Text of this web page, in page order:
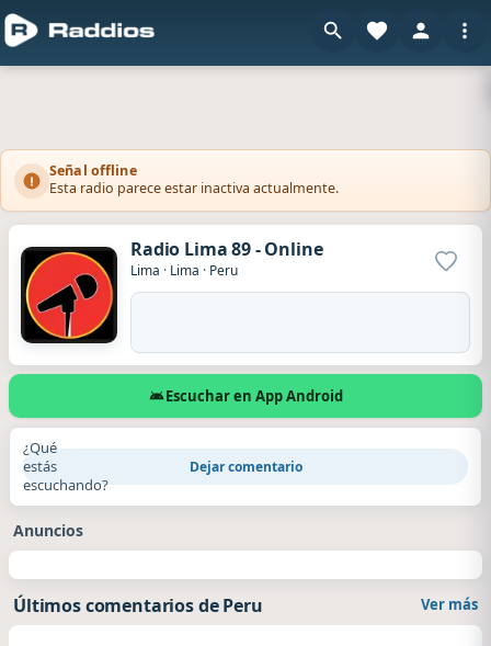
Señal offline
Esta radio parece estar inactiva actualmente.
Radio Lima 89 - Online
Lima · Lima · Peru
Escuchar en App Android
¿Qué
estás
escuchando?
Dejar comentario
Anuncios
Últimos comentarios de Peru Ver más